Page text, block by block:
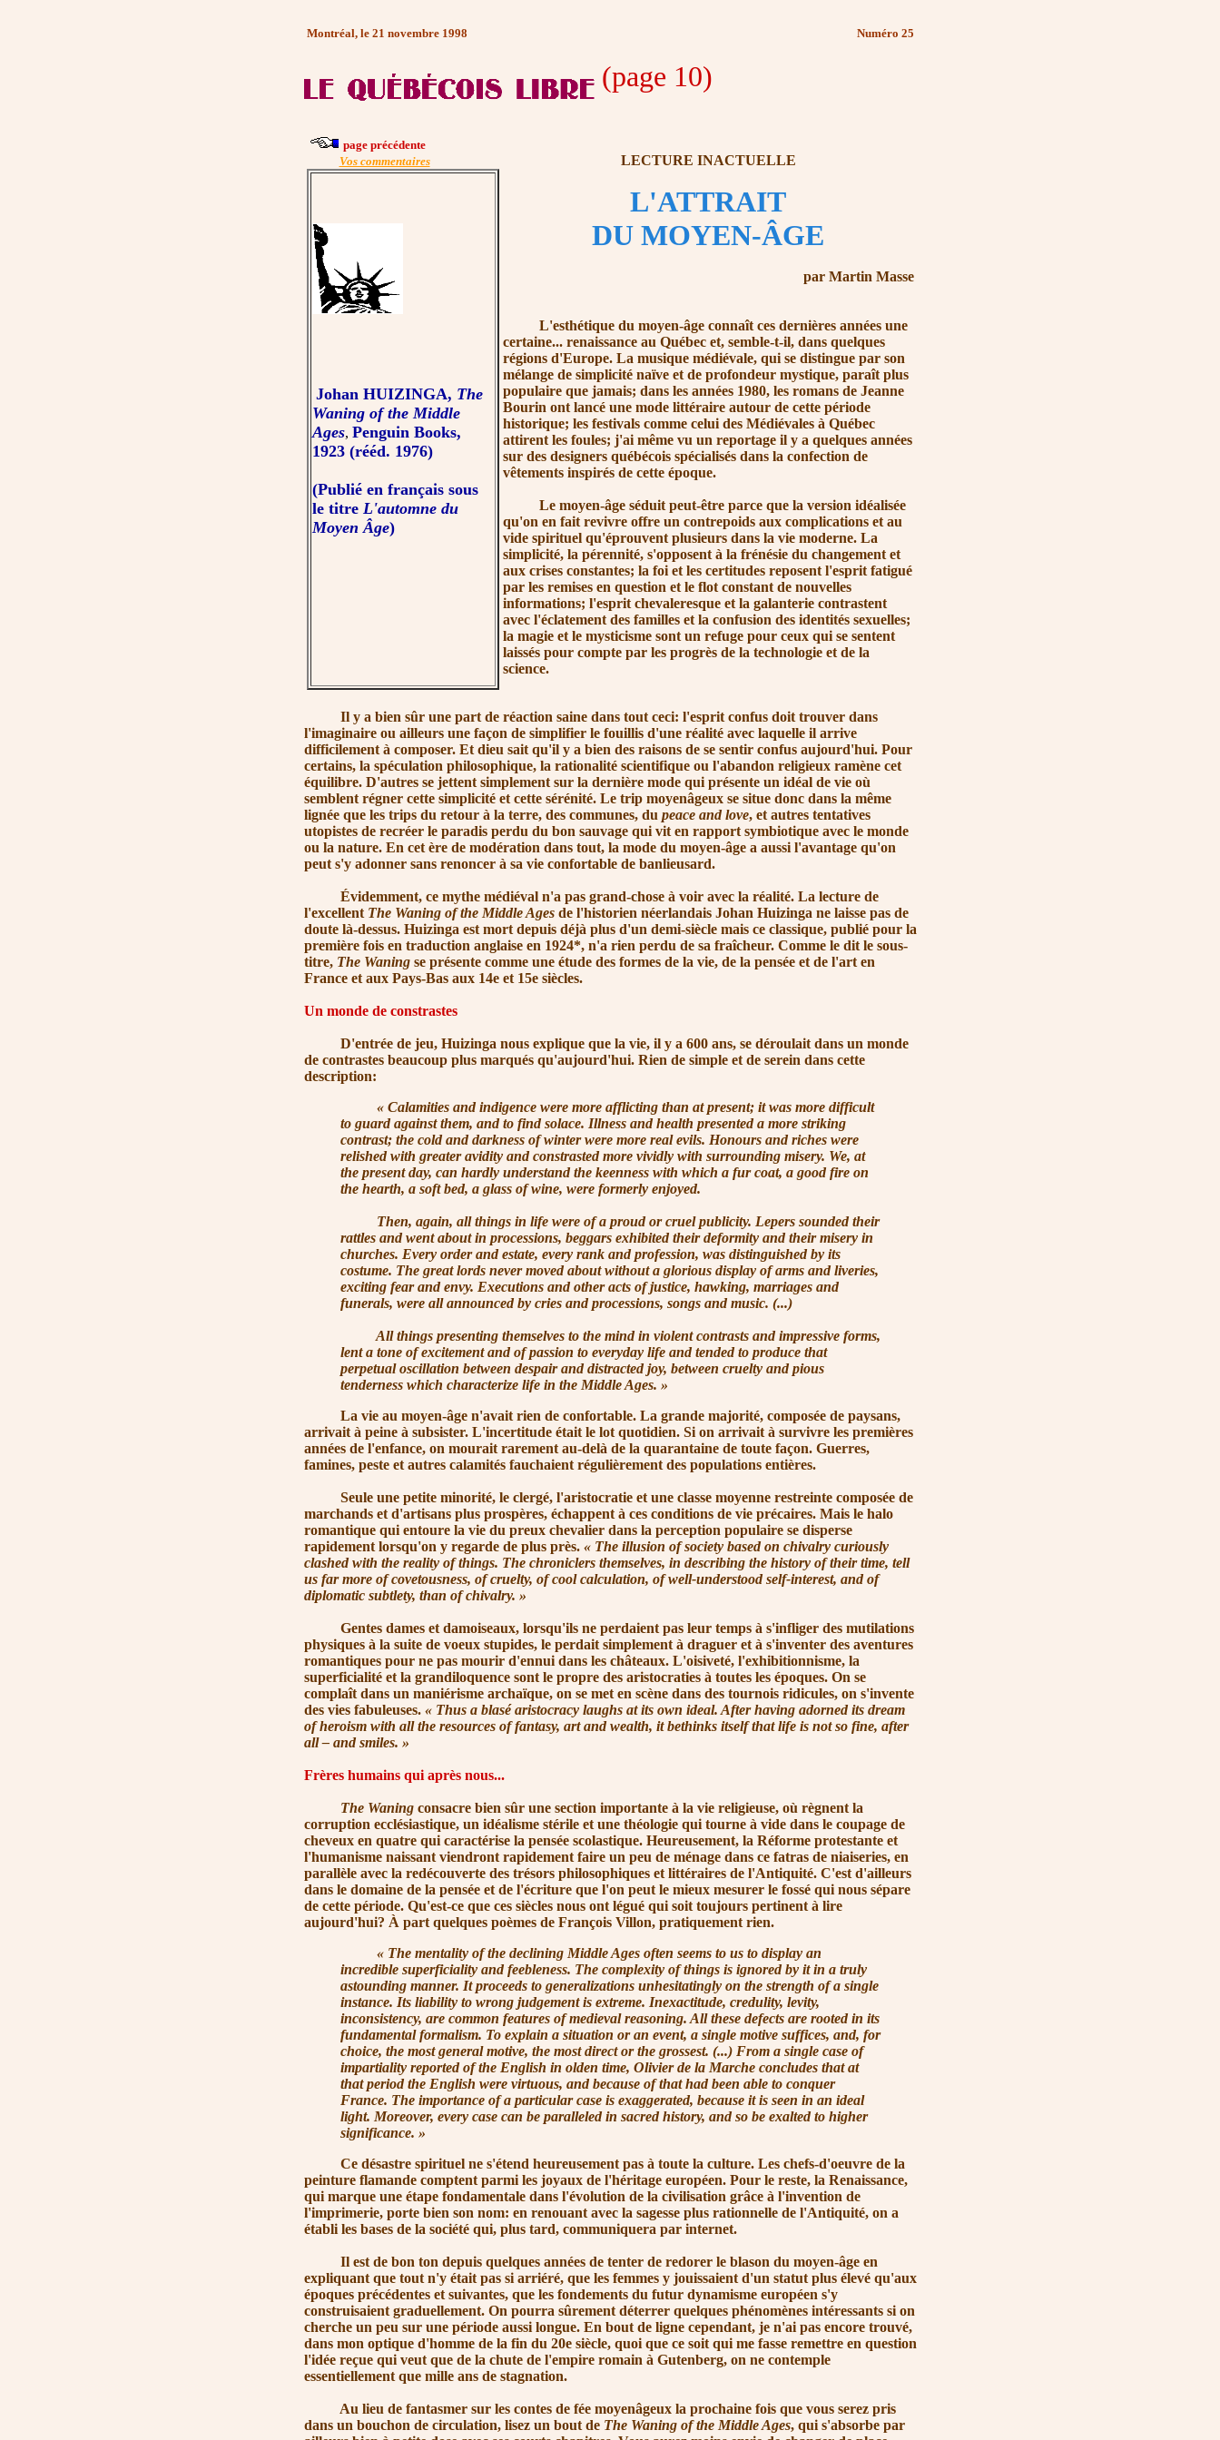
Montréal, le 21 novembre 1998 Numéro 25
(page 10)
page précédente
Vos commentaires
Johan HUIZINGA, The
Waning of the Middle
Ages, Penguin Books,
1923 (rééd. 1976)
(Publié en français sous
le titre L'automne du
Moyen Âge)
LECTURE INACTUELLE
L'ATTRAIT
DU MOYEN-ÂGE
par Martin Masse
L'esthétique du moyen-âge connaît ces dernières années une
certaine... renaissance au Québec et, semble-t-il, dans quelques
régions d'Europe. La musique médiévale, qui se distingue par son
mélange de simplicité naïve et de profondeur mystique, paraît plus
populaire que jamais; dans les années 1980, les romans de Jeanne
Bourin ont lancé une mode littéraire autour de cette période
historique; les festivals comme celui des Médiévales à Québec
attirent les foules; j'ai même vu un reportage il y a quelques années
sur des designers québécois spécialisés dans la confection de
vêtements inspirés de cette époque.
Le moyen-âge séduit peut-être parce que la version idéalisée
qu'on en fait revivre offre un contrepoids aux complications et au
vide spirituel qu'éprouvent plusieurs dans la vie moderne. La
simplicité, la pérennité, s'opposent à la frénésie du changement et
aux crises constantes; la foi et les certitudes reposent l'esprit fatigué
par les remises en question et le flot constant de nouvelles
informations; l'esprit chevaleresque et la galanterie contrastent
avec l'éclatement des familles et la confusion des identités sexuelles;
la magie et le mysticisme sont un refuge pour ceux qui se sentent
laissés pour compte par les progrès de la technologie et de la
science.
Il y a bien sûr une part de réaction saine dans tout ceci: l'esprit confus doit trouver dans
l'imaginaire ou ailleurs une façon de simplifier le fouillis d'une réalité avec laquelle il arrive
difficilement à composer. Et dieu sait qu'il y a bien des raisons de se sentir confus aujourd'hui. Pour
certains, la spéculation philosophique, la rationalité scientifique ou l'abandon religieux ramène cet
équilibre. D'autres se jettent simplement sur la dernière mode qui présente un idéal de vie où
semblent régner cette simplicité et cette sérénité. Le trip moyenâgeux se situe donc dans la même
lignée que les trips du retour à la terre, des communes, du peace and love, et autres tentatives
utopistes de recréer le paradis perdu du bon sauvage qui vit en rapport symbiotique avec le monde
ou la nature. En cet ère de modération dans tout, la mode du moyen-âge a aussi l'avantage qu'on
peut s'y adonner sans renoncer à sa vie confortable de banlieusard.
Évidemment, ce mythe médiéval n'a pas grand-chose à voir avec la réalité. La lecture de
l'excellent The Waning of the Middle Agesde l'historien néerlandais Johan Huizinga ne laisse pas de
doute là-dessus. Huizinga est mort depuis déjà plus d'un demi-siècle mais ce classique, publié pour la
première fois en traduction anglaise en 1924*, n'a rien perdu de sa fraîcheur. Comme le dit le sous-
titre, The Waningse présente comme une étude des formes de la vie, de la pensée et de l'art en
France et aux Pays-Bas aux 14e et 15e siècles.
Un monde de constrastes
D'entrée de jeu, Huizinga nous explique que la vie, il y a 600 ans, se déroulait dans un monde
de contrastes beaucoup plus marqués qu'aujourd'hui. Rien de simple et de serein dans cette
description:
« Calamities and indigence were more afflicting than at present; it was more difficult
to guard against them, and to find solace. Illness and health presented a more striking
contrast; the cold and darkness of winter were more real evils. Honours and riches were
relished with greater avidity and constrasted more vividly with surrounding misery. We, at
the present day, can hardly understand the keenness with which a fur coat, a good fire on
the hearth, a soft bed, a glass of wine, were formerly enjoyed.
Then, again, all things in life were of a proud or cruel publicity. Lepers sounded their
rattles and went about in processions, beggars exhibited their deformity and their misery in
churches. Every order and estate, every rank and profession, was distinguished by its
costume. The great lords never moved about without a glorious display of arms and liveries,
exciting fear and envy. Executions and other acts of justice, hawking, marriages and
funerals, were all announced by cries and processions, songs and music. (...)
All things presenting themselves to the mind in violent contrasts and impressive forms,
lent a tone of excitement and of passion to everyday life and tended to produce that
perpetual oscillation between despair and distracted joy, between cruelty and pious
tenderness which characterize life in the Middle Ages. »
La vie au moyen-âge n'avait rien de confortable. La grande majorité, composée de paysans,
arrivait à peine à subsister. L'incertitude était le lot quotidien. Si on arrivait à survivre les premières
années de l'enfance, on mourait rarement au-delà de la quarantaine de toute façon. Guerres,
famines, peste et autres calamités fauchaient régulièrement des populations entières.
Seule une petite minorité, le clergé, l'aristocratie et une classe moyenne restreinte composée de
marchands et d'artisans plus prospères, échappent à ces conditions de vie précaires. Mais le halo
romantique qui entoure la vie du preux chevalier dans la perception populaire se disperse
rapidement lorsqu'on y regarde de plus près. « Theillusion of society based on chivalry curiously
clashed with the reality of things. The chroniclers themselves, in describing the history of their time, tell
us far more of covetousness, of cruelty, of cool calculation, of well-understood self-interest, and of
diplomatic subtlety, than of chivalry. »
Gentes dames et damoiseaux, lorsqu'ils ne perdaient pas leur temps à s'infliger des mutilations
physiques à la suite de voeux stupides, le perdait simplement à draguer et à s'inventer des aventures
romantiques pour ne pas mourir d'ennui dans les châteaux. L'oisiveté, l'exhibitionnisme, la
superficialité et la grandiloquence sont le propre des aristocraties à toutes les époques. On se
complaît dans un maniérisme archaïque, on se met en scène dans des tournois ridicules, on s'invente
des vies fabuleuses. « Thusa blasé aristocracy laughs at its own ideal. After having adorned its dream
of heroism with all the resources of fantasy, art and wealth, it bethinks itself that life is not so fine, after
all – andsmiles. »
Frères humains qui après nous...
The Waningconsacre bien sûr une section importante à la vie religieuse, où règnent la
corruption ecclésiastique, un idéalisme stérile et une théologie qui tourne à vide dans le coupage de
cheveux en quatre qui caractérise la pensée scolastique. Heureusement, la Réforme protestante et
l'humanisme naissant viendront rapidement faire un peu de ménage dans ce fatras de niaiseries, en
parallèle avec la redécouverte des trésors philosophiques et littéraires de l'Antiquité. C'est d'ailleurs
dans le domaine de la pensée et de l'écriture que l'on peut le mieux mesurer le fossé qui nous sépare
de cette période. Qu'est-ce que ces siècles nous ont légué qui soit toujours pertinent à lire
aujourd'hui? À part quelques poèmes de François Villon, pratiquement rien.
« The mentality of the declining Middle Ages often seems to us to display an
incredible superficiality and feebleness. The complexity of things is ignored by it in a truly
astounding manner. It proceeds to generalizations unhesitatingly on the strength of a single
instance. Its liability to wrong judgement is extreme. Inexactitude, credulity, levity,
inconsistency, are common features of medieval reasoning. All these defects are rooted in its
fundamental formalism. To explain a situation or an event, a single motive suffices, and, for
choice, the most general motive, the most direct or the grossest. (...) From a single case of
impartiality reported of the English in olden time, Olivier de la Marche concludes that at
that period the English were virtuous, and because of that had been able to conquer
France. The importance of a particular case is exaggerated, because it is seen in an ideal
light. Moreover, every case can be paralleled in sacred history, and so be exalted to higher
significance. »
Ce désastre spirituel ne s'étend heureusement pas à toute la culture. Les chefs-d'oeuvre de la
peinture flamande comptent parmi les joyaux de l'héritage européen. Pour le reste, la Renaissance,
qui marque une étape fondamentale dans l'évolution de la civilisation grâce à l'invention de
l'imprimerie, porte bien son nom: en renouant avec la sagesse plus rationnelle de l'Antiquité, on a
établi les bases de la société qui, plus tard, communiquera par internet.
Il est de bon ton depuis quelques années de tenter de redorer le blason du moyen-âge en
expliquant que tout n'y était pas si arriéré, que les femmes y jouissaient d'un statut plus élevé qu'aux
époques précédentes et suivantes, que les fondements du futur dynamisme européen s'y
construisaient graduellement. On pourra sûrement déterrer quelques phénomènes intéressants si on
cherche un peu sur une période aussi longue. En bout de ligne cependant, je n'ai pas encore trouvé,
dans mon optique d'homme de la fin du 20e siècle, quoi que ce soit qui me fasse remettre en question
l'idée reçue qui veut que de la chute de l'empire romain à Gutenberg, on ne contemple
essentiellement que mille ans de stagnation.
Au lieu de fantasmer sur les contes de fée moyenâgeux la prochaine fois que vous serez pris
dans un bouchon de circulation, lisez un bout de The Waning of the Middle Ages, qui s'absorbe par